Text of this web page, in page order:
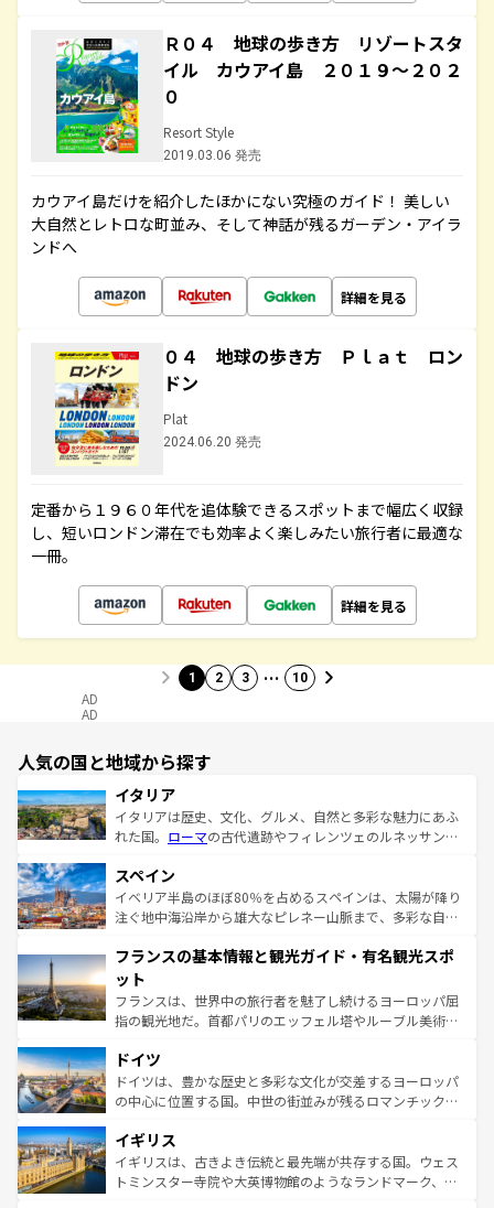
Ｒ０４ 地球の歩き方 リゾートスタ
イル カウアイ島 ２０１９～２０２
０
Resort Style
2019.03.06 発売
カウアイ島だけを紹介したほかにない究極のガイド！ 美しい
大自然とレトロな町並み、そして神話が残るガーデン・アイラ
ンドへ
詳細を見る
０４ 地球の歩き方 Ｐｌａｔ ロン
ドン
Plat
2024.06.20 発売
定番から１９６０年代を追体験できるスポットまで幅広く収録
し、短いロンドン滞在でも効率よく楽しみたい旅行者に最適な
一冊。
詳細を見る
1 2 3 … 10
AD
AD
人気の国と地域から探す
イタリア
イタリアは歴史、文化、グルメ、自然と多彩な魅力にあふ
れた国。 ローマの古代遺跡やフィレンツェのルネッサンス
ろん、トスカーナの美しい田園風景やアマルフィ海岸の絶
景など、自然景観も見逃せない。観光の合間には、本場の
ピザやパスタなど、絶品のイタリア料理を堪能することも
ませてくれるイタリアで、忘れられない旅をしてみよう！
なお、新着のイタリア情報は
しい。
スペイン
イベリア半島のほぼ80％を占めるスペインは、太陽が降り
注ぐ地中海沿岸から雄大なピレネー山脈まで、多彩な自然
文化が根付くこの国では、情熱的なフラメンコ、熱気あふ
れる闘牛、そして美味しいタパスが生活の一部となってい
る。首都マドリードの洗練された雰囲気や、バルセロナの
アートに溢れた街角から、地方では古代ローマ遺跡や中世
せる。地方によって風土や気候が異なるスペインはその個
性で訪れる人を魅了する。 なお、新着のスペイン情報は コ
ンテンツ一覧を参照してほしい。
フランスの基本情報と観光ガイド・有名観光スポ
ット
フランスは、世界中の旅行者を魅了し続けるヨーロッパ屈
指の観光地だ。首都パリのエッフェル塔やルーブル美術館
で、幅広い魅力が詰まっている。華麗な宮殿、歴史的な大
聖堂、美しいビーチ、そして豊かな自然が、訪れる者を心
から魅了する。また、フランスは美食の国としても知ら
いる。シャンパンの発祥地であるランス、プロヴァンスの
香り高いラベンダー畑など、多彩な楽しみ方が可能だ。さ
らに、パリ以外の地域にも魅力が溢れており、どの街角に
ドイツ
ドイツは、豊かな歴史と多彩な文化が交差するヨーロッパ
の中心に位置する国。中世の街並みが残るロマンチック街
顔を持つこの国は、どこを歩いても飽きることがない。ベ
ルリンの文化的活気、バイエルン州のアルプスの絶景、そ
してライン川沿いのワイン畑といった風景は必見。ビール
イギリス
イギリスは、古きよき伝統と最先端が共存する国。ウェス
トミンスター寺院や大英博物館のようなランドマーク、歴